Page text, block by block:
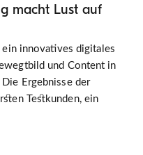
macht Lust auf
innovatives digitales
und Content in
Ergebnisse der
Testkunden, ein